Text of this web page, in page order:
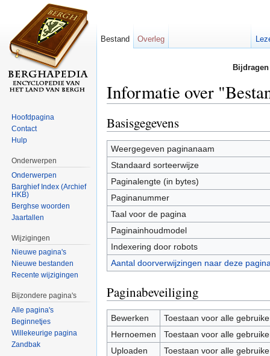
Informatie over
Basisgegevens
Weergegeven paginanaam
Standaard sorteerwijze
Paginalengte (in bytes)
Paginanummer
Taal voor de pagina
Paginainhoudmodel
Indexering door robots
Aantal doorverwijzingen naar deze
Paginabeveiliging
Bewerken
Toestaan voor alle
Hernoemen
Toestaan voor alle
Uploaden
Toestaan voor alle
Bestand Overleg
Hoofdpagina
Contact
Hulp
Onderwerpen
Onderwerpen
Barghief Index (Archief
HKB)
Berghse woorden
Jaartallen
Wijzigingen
Nieuwe pagina's
Nieuwe bestanden
Recente wijzigingen
Bijzondere pagina's
Alle pagina's
Beginnetjes
Willekeurige pagina
Zandbak